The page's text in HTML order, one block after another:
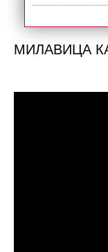
МИЛАВИЦА